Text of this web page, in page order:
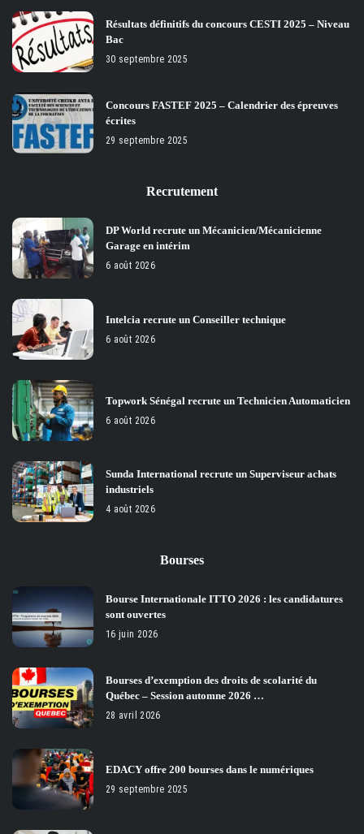
Résultats définitifs du concours CESTI 2025 – Niveau
Bac
30 septembre 2025
Concours FASTEF 2025 – Calendrier des épreuves
écrites
29 septembre 2025
Recrutement
DP World recrute un Mécanicien/Mécanicienne
Garage en intérim
6 août 2026
Intelcia recrute un Conseiller technique
6 août 2026
Topwork Sénégal recrute un Technicien Automaticien
6 août 2026
Sunda International recrute un Superviseur achats
industriels
4 août 2026
Bourses
Bourse Internationale ITTO 2026 : les candidatures
sont ouvertes
16 juin 2026
Bourses d’exemption des droits de scolarité du
Québec – Session automne 2026 …
28 avril 2026
EDACY offre 200 bourses dans le numériques
29 septembre 2025